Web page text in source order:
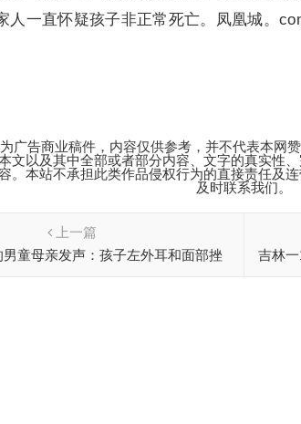
人一直怀疑孩子非正常死亡。凤凰城。
广告商业稿件，内容仅供参考，并不代表本网
文以及其中全部或者部分内容、文字的真实性
。本站不承担此类作品侵权行为的直接责任及
及时联系我们。
上一篇
童母亲发声：孩子左外耳和面部挫
吉林